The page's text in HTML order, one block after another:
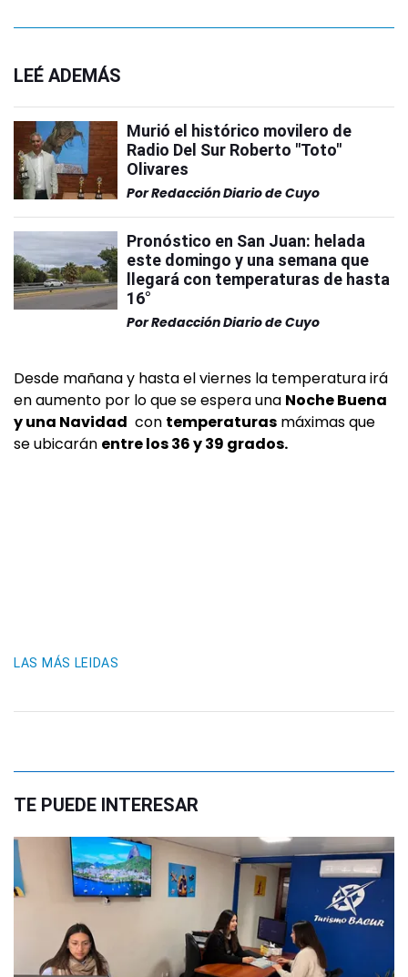
LEÉ ADEMÁS
Murió el histórico movilero de
Radio Del Sur Roberto "Toto"
Olivares
PorRedacción Diario de Cuyo
Pronóstico en San Juan: helada
este domingo y una semana que
llegará con temperaturas de hasta
16°
PorRedacción Diario de Cuyo
Desde mañana y hasta el viernes la temperatura irá
en aumento por lo que se espera una Noche Buena
y una Navidad con temperaturas máximas que
se ubicarán entre los 36 y 39 grados.
LAS MÁS LEIDAS
TE PUEDE INTERESAR